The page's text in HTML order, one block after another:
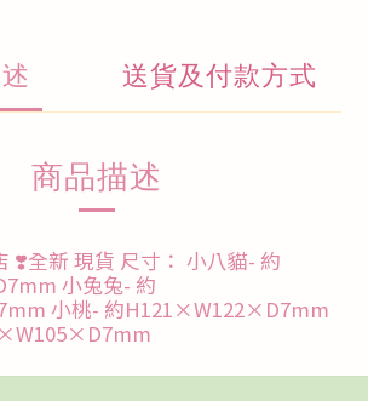
送貨及付款方式
商品描述
❣️全新 現貨 尺寸： 小八貓- 約
小兔兔- 約
小桃- 約H121×W122×D7mm